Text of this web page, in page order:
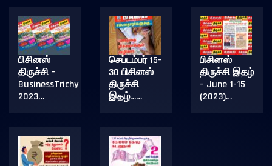
பிசினஸ்
திருச்சி –
BusinessTrichy
2023…
செப்டம்பர் 15-
30 பிசினஸ்
திருச்சி
இதழ்……
பிசினஸ்
திருச்சி இதழ்
– June 1-15
(2023)…